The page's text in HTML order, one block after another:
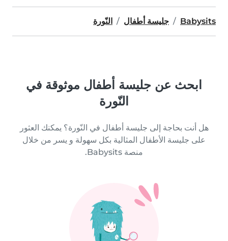
Babysits جليسة أطفال النّورة
ابحث عن جليسة أطفال موثوقة في
النّورة
هل أنت بحاجة إلى جليسة أطفال في النّورة؟ يمكنك العثور
على جليسة الأطفال المثالية بكل سهولة و يسر من خلال
منصة Babysits.